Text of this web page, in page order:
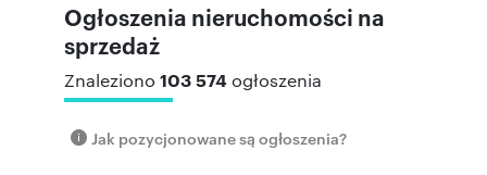
Ogłoszenia nieruchomości na
sprzedaż
Znaleziono 103 574ogłoszenia
Jak pozycjonowane są ogłoszenia?